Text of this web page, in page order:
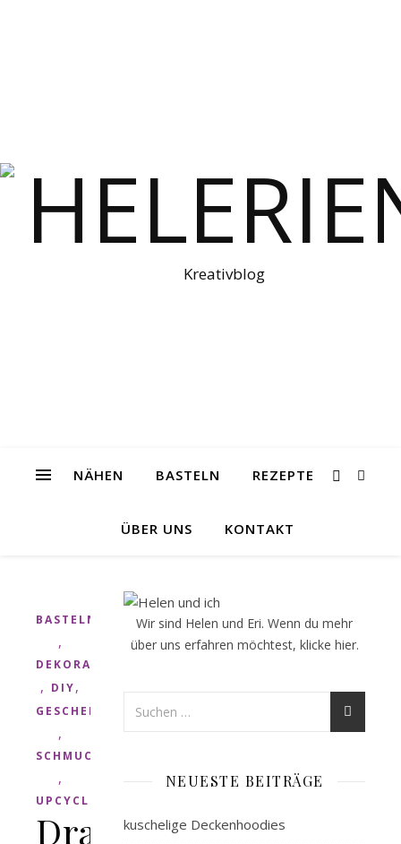
Kreativblog
NÄHEN BASTELN REZEPTE
ÜBER UNS KONTAKT
BASTELN
,
DEKORATION
, DIY,
GESCHENK
,
SCHMUCK
,
UPCYCLING
Drahtblumenkranz
Wir sind Helen und Eri. Wenn du mehr
über uns erfahren möchtest, klicke hier.
NEUESTE BEITRÄGE
kuschelige Deckenhoodies